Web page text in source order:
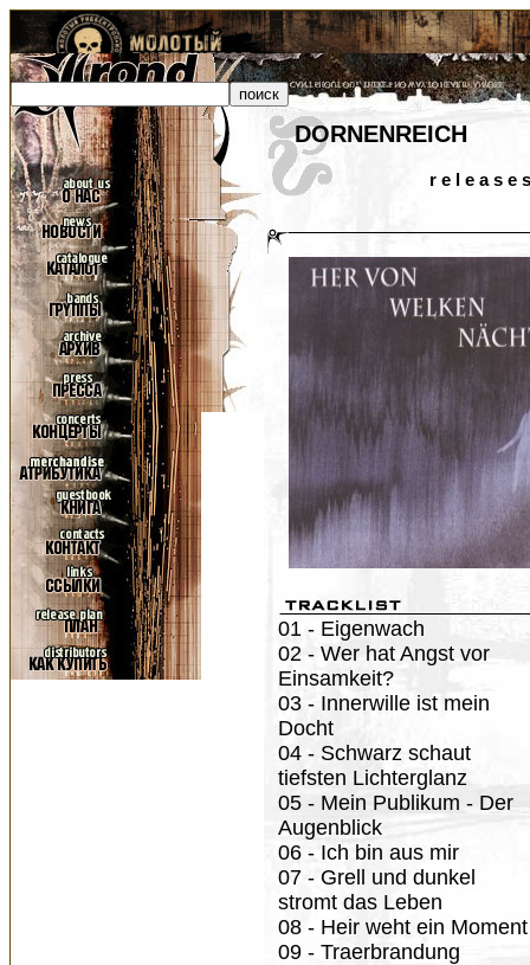
DORNENREICH
r e l e a s e s
01 - Eigenwach
02 - Wer hat Angst vor
Einsamkeit?
03 - Innerwille ist mein
Docht
04 - Schwarz schaut
tiefsten Lichterglanz
05 - Mein Publikum - Der
Augenblick
06 - Ich bin aus mir
07 - Grell und dunkel
stromt das Leben
08 - Heir weht ein Moment
09 - Traerbrandung